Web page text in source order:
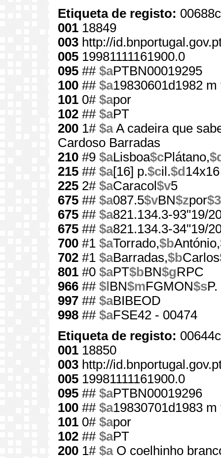
Etiqueta de registo:
001 18849
003 http://
005 19981111161900.0
095 ## $aPTBN00019295
100 ## $a19830601d1982
101 0# $apor
102 ## $aPT
200 1# $aA cadeira que
Cardoso Barradas
210 #9 $aLisboa$cPlátano,
215 ## $a[16] p.$cil.$d
225 2# $aCaracol $v5
675 ## $a087.5$vBN$zpor$3
675 ## $a821.134.3-93"19/
675 ## $a821.134.3-34"19/
700 #1 $aTorrado,$bAntónio,
702 #1 $aBarradas,$bCarlos
801 #0 $aPT$bBN$gRPC
966 ## $l BN$mFGMON$s
997 ## $aBIBEOD
998 ## $aFSE42 - 00474
Etiqueta de registo:
001 18850
003 http://
005 19981111161900.0
095 ## $aPTBN00019296
100 ## $a19830701d1983
101 0# $apor
102 ## $aPT
200 1# $aO coelhinho